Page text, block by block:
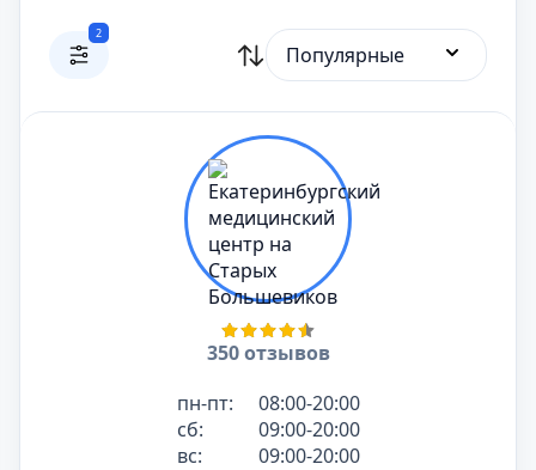
2
Популярные
350 отзывов
пн-пт:
08:00-20:00
сб:
09:00-20:00
вс:
09:00-20:00